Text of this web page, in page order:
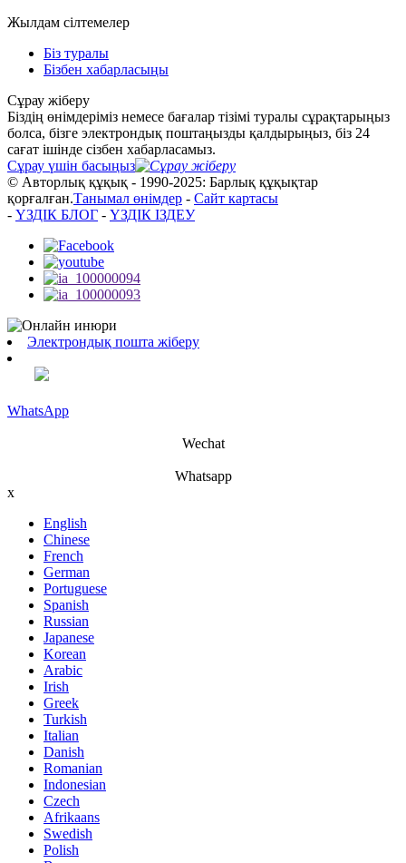
Жылдам сілтемелер
Біз туралы
Бізбен хабарласыңы
Сұрау жіберу
Біздің өнімдеріміз немесе бағалар тізімі туралы сұрақтарыңыз
болса, бізге электрондық поштаңызды қалдырыңыз, біз 24
сағат ішінде сізбен хабарласамыз.
Сұрау үшін басыңыз
© Авторлық құқық - 1990-2025: Барлық құқықтар
қорғалған.Танымал өнімдер - Сайт картасы
- ҮЗДІК БЛОГ - ҮЗДІК ІЗДЕУ
Электрондық пошта жіберу
WhatsApp
Wechat
Whatsapp
x
English
Chinese
French
German
Portuguese
Spanish
Russian
Japanese
Korean
Arabic
Irish
Greek
Turkish
Italian
Danish
Romanian
Indonesian
Czech
Afrikaans
Swedish
Polish